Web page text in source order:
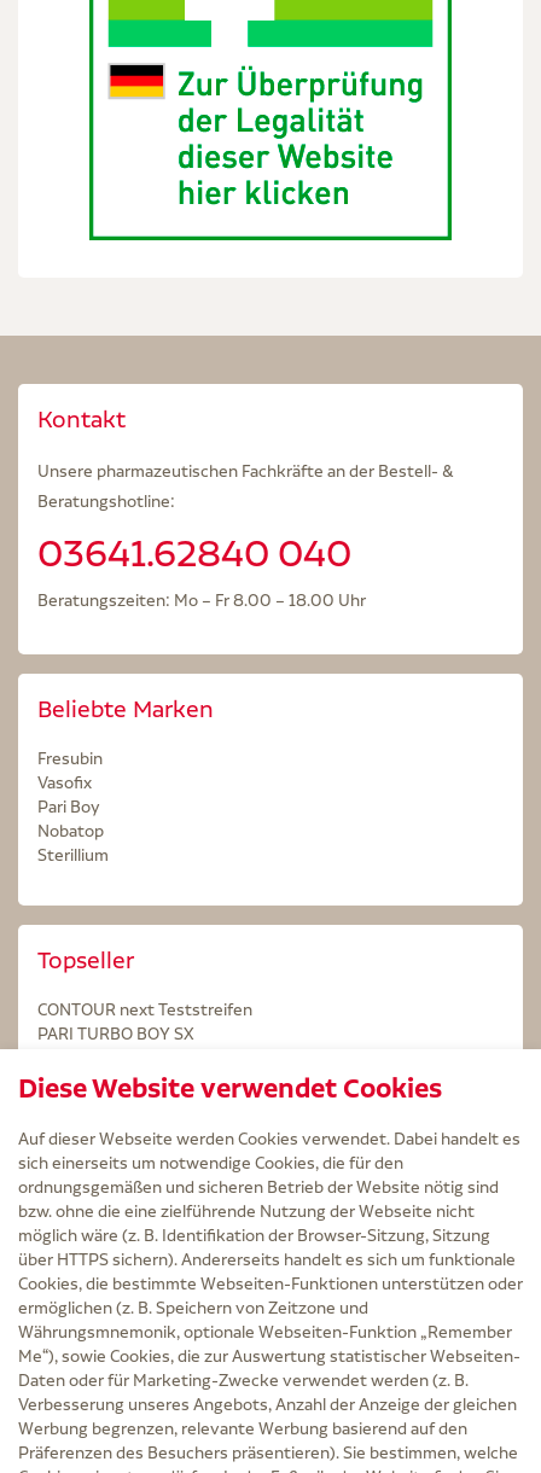
Kontakt
Unsere pharmazeutischen Fachkräfte an der Bestell- &
Beratungshotline:
03641.62840 040
Beratungszeiten: Mo – Fr 8.00 – 18.00 Uhr
Beliebte Marken
Fresubin
Vasofix
Pari Boy
Nobatop
Sterillium
Topseller
CONTOUR next Teststreifen
PARI TURBO BOY SX
Kintex Kinesiologie Tape blau
Service
Versand und Lieferzeit
Kontakt
FAQ
AGB
Cookie-Einstellungen
Datenschutz
Erklärung zur Barrierefreiheit
Widerruf
Impressum
Diese Website verwendet Cookies
Auf dieser Webseite werden Cookies verwendet. Dabei handelt es
sich einerseits um notwendige Cookies, die für den
ordnungsgemäßen und sicheren Betrieb der Website nötig sind
bzw. ohne die eine zielführende Nutzung der Webseite nicht
möglich wäre (z. B. Identifikation der Browser-Sitzung, Sitzung
über HTTPS sichern). Andererseits handelt es sich um funktionale
Cookies, die bestimmte Webseiten-Funktionen unterstützen oder
ermöglichen (z. B. Speichern von Zeitzone und
Währungsmnemonik, optionale Webseiten-Funktion „Remember
Me“), sowie Cookies, die zur Auswertung statistischer Webseiten-
Daten oder für Marketing-Zwecke verwendet werden (z. B.
Verbesserung unseres Angebots, Anzahl der Anzeige der gleichen
Werbung begrenzen, relevante Werbung basierend auf den
Präferenzen des Besuchers präsentieren). Sie bestimmen, welche